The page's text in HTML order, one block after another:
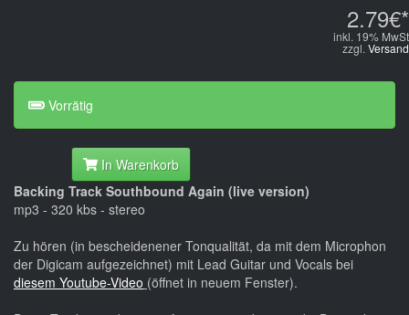
2.79€*
inkl. 19% MwSt
zzgl. Versand
Vorrätig
In Warenkorb
Backing Track Southbound Again (live version)
mp3 - 320 kbs - stereo
Zu hören (in bescheidenener Tonqualität, da mit dem Microphon
der Digicam aufgezeichnet) mit Lead Guitar und Vocals bei
diesem Youtube-Video (öffnet in neuem Fenster).